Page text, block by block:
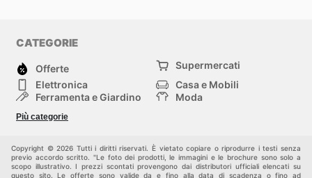
CATEGORIE
Offerte
Supermercati
Elettronica
Casa e Mobili
Ferramenta e Giardino
Moda
Bambini e Neonati
Più categorie
Copyright © 2026 Tutti i diritti riservati. È vietato copiare o riprodurre i testi senza
previo accordo scritto. "Le foto dei prodotti, le immagini e le brochure sono solo a
scopo illustrativo. I prezzi scontati provengono dai distributori ufficiali elencati su
questo sito. Le offerte sono valide da e fino alla data di scadenza o fino ad